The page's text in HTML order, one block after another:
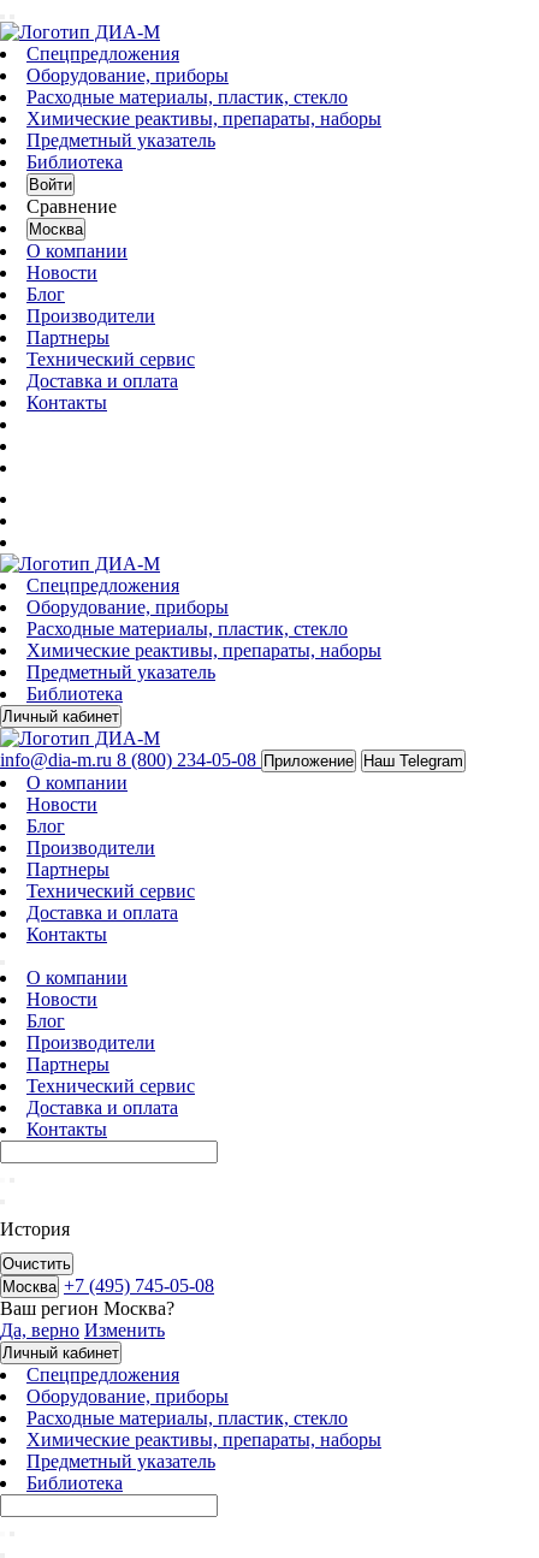
Спецпредложения
Оборудование, приборы
Расходные материалы, пластик, стекло
Химические реактивы, препараты, наборы
Предметный указатель
Библиотека
Войти
Сравнение
Москва
О компании
Новости
Блог
Производители
Партнеры
Технический сервис
Доставка и оплата
Контакты
Спецпредложения
Оборудование, приборы
Расходные материалы, пластик, стекло
Химические реактивы, препараты, наборы
Предметный указатель
Библиотека
Личный кабинет
info@dia-m.ru 8 (800) 234-05-08 Приложение Наш Telegram
О компании
Новости
Блог
Производители
Партнеры
Технический сервис
Доставка и оплата
Контакты
О компании
Новости
Блог
Производители
Партнеры
Технический сервис
Доставка и оплата
Контакты
История
Очистить
Москва +7 (495) 745-05-08
Ваш регион Москва?
Да, верно Изменить
Личный кабинет
Спецпредложения
Оборудование, приборы
Расходные материалы, пластик, стекло
Химические реактивы, препараты, наборы
Предметный указатель
Библиотека